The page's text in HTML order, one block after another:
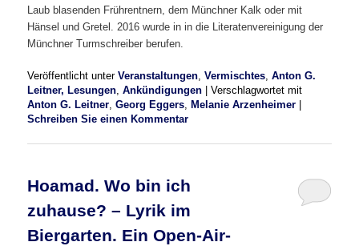
Laub blasenden Frührentnern, dem Münchner Kalk oder mit
Hänsel und Gretel. 2016 wurde in in die Literatenvereinigung der
Münchner Turmschreiber berufen.
Veröffentlicht unter Veranstaltungen ,Vermischtes ,Anton G.
Leitner, Lesungen ,Ankündigungen |Verschlagwortet mit
Anton G. Leitner ,Georg Eggers Melanie Arzenheimer
Schreiben Sie einen Kommentar
Hoamad. Wo bin ich
zuhause? – Lyrik im
Biergarten. Ein Open-Air-